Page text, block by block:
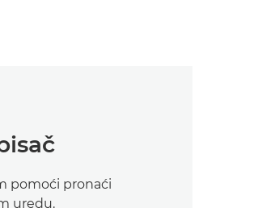
pomoći pronaći
uredu.